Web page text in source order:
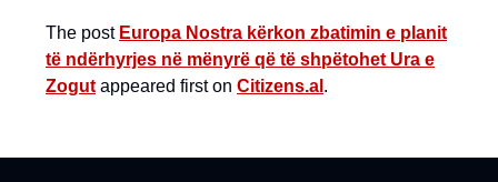
The post Europa Nostra kërkon zbatimin e planit
të ndërhyrjes në mënyrë që të shpëtohet Ura e
Zogut appeared first on Citizens.al .